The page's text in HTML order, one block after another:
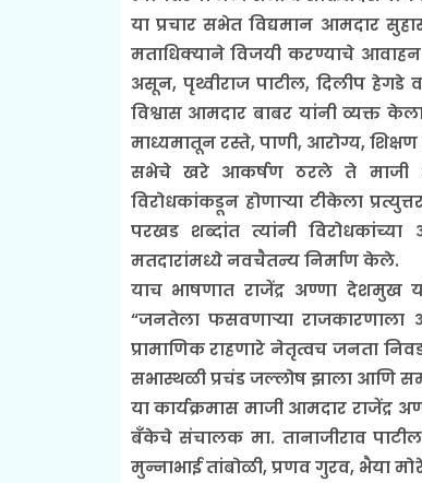
या प्रचार सभेत विद्यमान आमदार
मताधिक्याने विजयी करण्याचे
असून, पृथ्वीराज पाटील, दिलीप हेगडे
विश्वास आमदार बाबर यांनी व्यक्त
माध्यमातून रस्ते, पाणी, आरोग्य,
सभेचे खरे आकर्षण ठरले ते माजी
विरोधकांकडून होणाऱ्या टीकेला
परखड शब्दांत त्यांनी
मतदारांमध्ये नवचैतन्य निर्माण केले.
याच भाषणात राजेंद्र अण्णा देशमुख
“जनतेला फसवणाऱ्या राजकारणाला
प्रामाणिक राहणारे नेतृत्वच जनता
सभास्थळी प्रचंड जल्लोष झाला आणि
या कार्यक्रमास माजी आमदार राजेंद्र
बँकेचे संचालक मा. तानाजीराव पाटील
मुन्नाभाई तांबोळी, प्रणव गुरव, भैया